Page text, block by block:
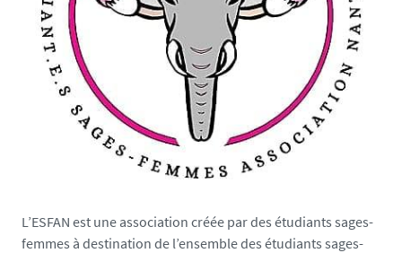
L’ESFAN est une association créée par des étudiants sages-
femmes à destination de l’ensemble des étudiants sages-